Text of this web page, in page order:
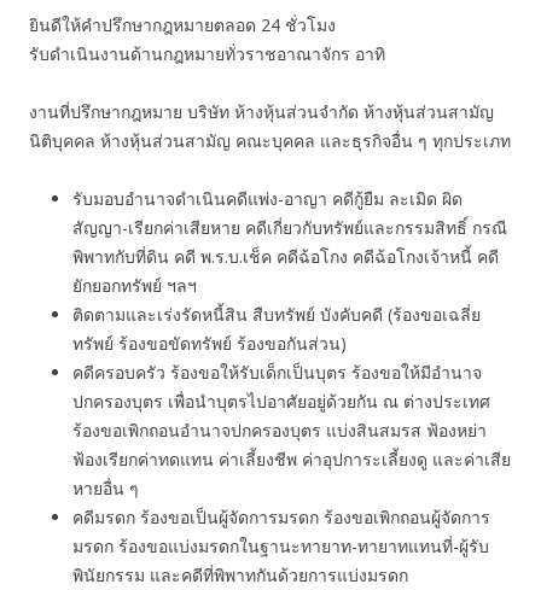
ยินดีให้คำปรึกษากฎหมายตลอด 24 ชั่วโมง
รับดำเนินงานด้านกฎหมายทั่วราชอาณาจักร อาทิ
งานที่ปรึกษากฎหมาย บริษัท ห้างหุ้นส่วนจำกัด ห้างหุ้นส่วนสามัญ
นิติบุคคล ห้างหุ้นส่วนสามัญ คณะบุคคล และธุรกิจอื่น ๆ ทุกประเภท
รับมอบอำนาจดำเนินคดีแพ่ง-อาญา คดีกู้ยืม ละเมิด ผิด
สัญญา-เรียกค่าเสียหาย คดีเกี่ยวกับทรัพย์และกรรมสิทธิ์ กรณี
พิพาทกับที่ดิน คดี พ.ร.บ.เช็ค คดีฉ้อโกง คดีฉ้อโกงเจ้าหนี้ คดี
ยักยอกทรัพย์ ฯลฯ
ติดตามและเร่งรัดหนี้สิน สืบทรัพย์ บังคับคดี (ร้องขอเฉลี่ย
ทรัพย์ ร้องขอขัดทรัพย์ ร้องขอกันส่วน)
คดีครอบครัว ร้องขอให้รับเด็กเป็นบุตร ร้องขอให้มีอำนาจ
ปกครองบุตร เพื่อนำบุตรไปอาศัยอยู่ด้วยกัน ณ ต่างประเทศ
ร้องขอเพิกถอนอำนาจปกครองบุตร แบ่งสินสมรส ฟ้องหย่า
ฟ้องเรียกค่าทดแทน ค่าเลี้ยงชีพ ค่าอุปการะเลี้ยงดู และค่าเสีย
หายอื่น ๆ
คดีมรดก ร้องขอเป็นผู้จัดการมรดก ร้องขอเพิกถอนผู้จัดการ
มรดก ร้องขอแบ่งมรดกในฐานะทายาท-ทายาทแทนที่-ผู้รับ
พินัยกรรม และคดีที่พิพาทกันด้วยการแบ่งมรดก